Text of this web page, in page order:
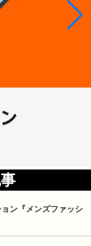
ン『メンズファッシ